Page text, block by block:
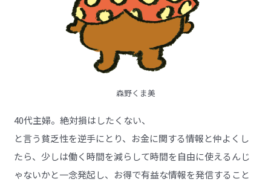
森野くま美
40代主婦。絶対損はしたくない、
と言う貧乏性を逆手にとり、お金に関する情報と仲よくし
たら、少しは働く時間を減らして時間を自由に使えるんじ
ゃないかと一念発起し、お得で有益な情報を発信すること